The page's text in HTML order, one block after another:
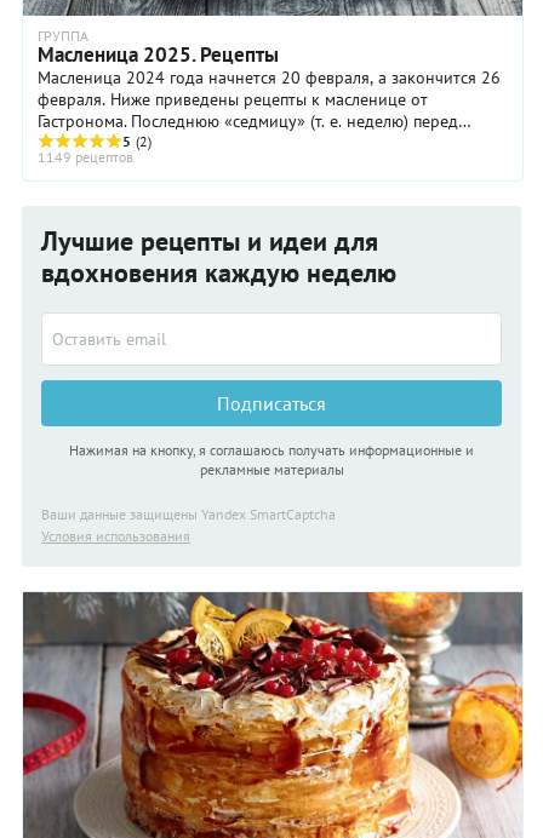
ГРУППА
Масленица 2025. Рецепты
Масленица 2024 года начнется 20 февраля, а закончится 26
февраля. Ниже приведены рецепты к масленице от
Гастронома. Последнюю «седмицу» (т. е. неделю) перед
постом церковь называет «сырной»; в народе ...
5 (2)
1149 рецептов
Лучшие рецепты и идеи для
вдохновения каждую неделю
Подписаться
Нажимая на кнопку, я соглашаюсь получать информационные и
рекламные материалы
Ваши данные защищены Yandex SmartCaptcha
Условия использования